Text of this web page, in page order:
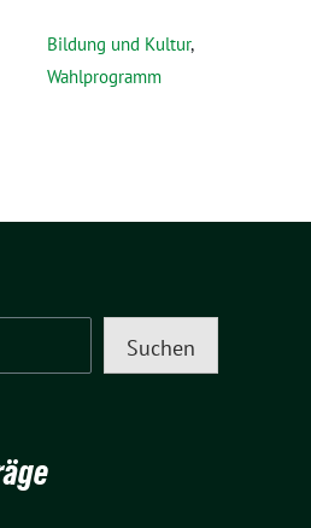
Bildung und Kultur,
Wahlprogramm
Suchen